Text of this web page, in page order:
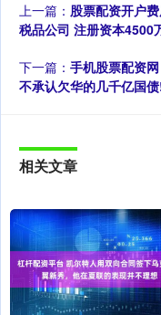
上一篇： 股票配资开户
税品公司 注册资本4500
下一篇： 手机股票配资
不承认欠华的几千亿国
相关文章